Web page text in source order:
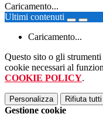
Caricamento...
Ultimi contenuti
Caricamento...
Questo sito o gli
cookie necessari al
COOKIE POLICY.
Personalizza Rifiuta tutti
Gestione cookie